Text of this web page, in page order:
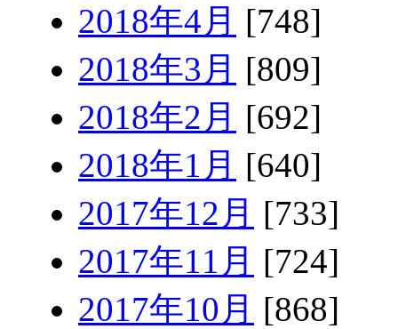
2018年4月 [748]
2018年3月 [809]
2018年2月 [692]
2018年1月 [640]
2017年12月 [733]
2017年11月 [724]
2017年10月 [868]